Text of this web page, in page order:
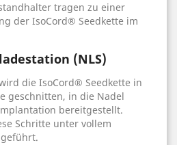
tragen zu einer
der IsoCord® Seedkette im
(NLS)
die IsoCord® Seedkette in
geschnitten, in die Nadel
bereitgestellt.
Schritte unter vollem